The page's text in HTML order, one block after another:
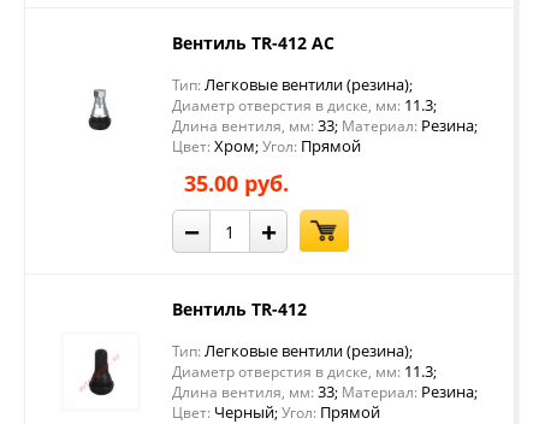
Вентиль TR-412 AC
Тип: Легковые вентили (резина);
Диаметр отверстия в диске, мм: 11.3;
Длина вентиля, мм: 33; Материал: Резина;
Цвет: Хром;Угол: Прямой
35.00 руб.
− +
Вентиль TR-412
Тип: Легковые вентили (резина);
Диаметр отверстия в диске, мм: 11.3;
Длина вентиля, мм: 33; Материал: Резина;
Цвет: Черный;Угол: Прямой